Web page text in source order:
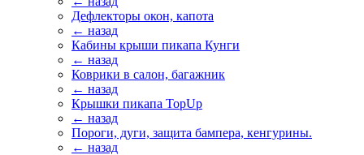
Дефлекторы окон, капота
← назад
Кабины крыши пикапа Кунги
← назад
Коврики в салон, багажник
← назад
Крышки пикапа TopUp
← назад
Пороги, дуги, защита бампера, кенгурины.
← назад